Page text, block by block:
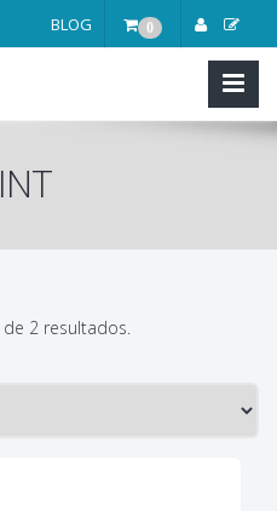
0
BLOG
2 resultados.